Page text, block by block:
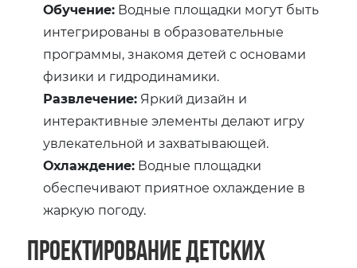
Обучение: Водные площадки могут быть
интегрированы в образовательные
программы, знакомя детей с основами
физики и гидродинамики.
Развлечение: Яркий дизайн и
интерактивные элементы делают игру
увлекательной и захватывающей.
Охлаждение: Водные площадки
обеспечивают приятное охлаждение в
жаркую погоду.
Проектирование детских